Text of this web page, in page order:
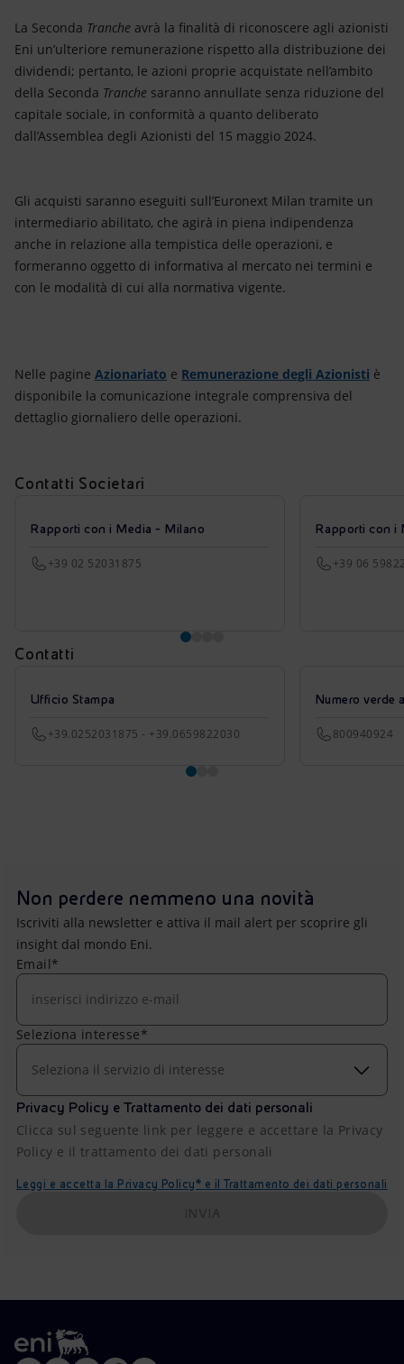
La Seconda Tranche avrà la finalità di riconoscere agli azionisti
Eni un’ulteriore remunerazione rispetto alla distribuzione dei
dividendi; pertanto, le azioni proprie acquistate nell’ambito
della Seconda Tranche saranno annullate senza riduzione del
capitale sociale, in conformità a quanto deliberato
dall’Assemblea degli Azionisti del 15 maggio 2024.
Gli acquisti saranno eseguiti sull’Euronext Milan tramite un
intermediario abilitato, che agirà in piena indipendenza
anche in relazione alla tempistica delle operazioni, e
formeranno oggetto di informativa al mercato nei termini e
con le modalità di cui alla normativa vigente.
Nelle pagine Azionariato e Remunerazione degli Azionisti è
disponibile la comunicazione integrale comprensiva del
dettaglio giornaliero delle operazioni.
Contatti Societari
Rapporti con i Media - Milano
+39 02 52031875
Rapporti con i
+39 06
Contatti
Ufficio Stampa
+39.0252031875 - +39.0659822030
Numero verde
800940924
Non perdere nemmeno una novità
Iscriviti alla newsletter e attiva il mail alert per scoprire gli
insight dal mondo Eni.
Email*
Seleziona interesse*
Seleziona il servizio di interesse
Privacy Policy e Trattamento dei dati personali
Clicca sul seguente link per leggere e accettare la Privacy
Policy e il trattamento dei dati personali
Leggi e accetta la Privacy Policy* e il Trattamento dei dati personali